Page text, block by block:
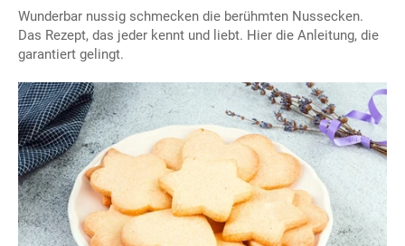
Wunderbar nussig schmecken die berühmten Nussecken.
Das Rezept, das jeder kennt und liebt. Hier die Anleitung, die
garantiert gelingt.